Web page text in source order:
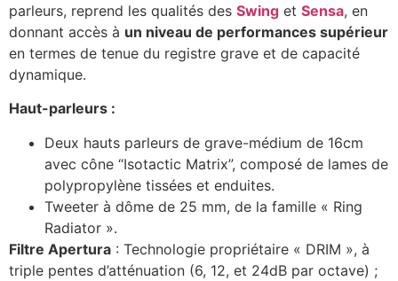
parleurs, reprend les qualités des Swing et Sensa, en
donnant accès à un niveau de performances supérieur
en termes de tenue du registre grave et de capacité
dynamique.
Haut-parleurs :
Deux hauts parleurs de grave-médium de 16cm
avec cône “Isotactic Matrix”, composé de lames de
polypropylène tissées et enduites.
Tweeter à dôme de 25 mm, de la famille « Ring
Radiator ».
Filtre Apertura : Technologie propriétaire « DRIM », à
triple pentes d’atténuation (6, 12, et 24dB par octave) ;